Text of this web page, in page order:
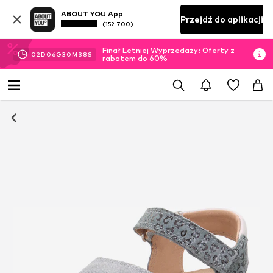
ABOUT YOU App
(152 700) Przejdź do aplikacji
02D 06G30M 37 S
Finał Letniej Wyprzedaży: Oferty z
rabatem do 60%